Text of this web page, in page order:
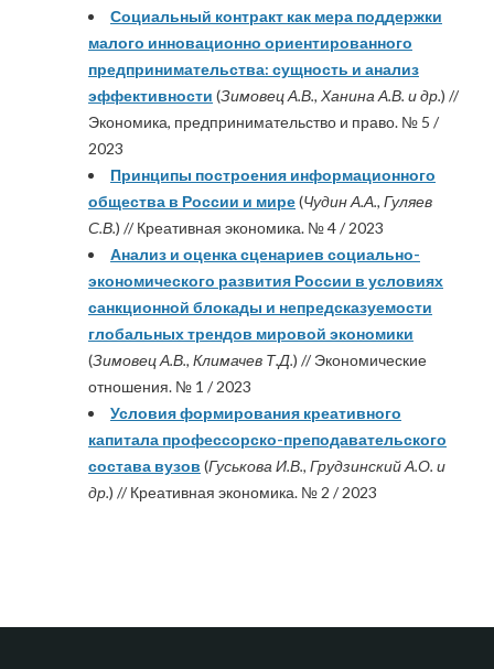
Социальный контракт как мера поддержки
малого инновационно ориентированного
предпринимательства: сущность и анализ
эффективности (Зимовец А.В., Ханина А.В. и др.) //
Экономика, предпринимательство и право. № 5 /
2023
Принципы построения информационного
общества в России и мире(Чудин А.А., Гуляев
С.В.) // Креативная экономика. № 4 / 2023
Анализ и оценка сценариев социально-
экономического развития России в условиях
санкционной блокады и непредсказуемости
глобальных трендов мировой экономики
(Зимовец А.В., Климачев Т.Д.) // Экономические
отношения. № 1 / 2023
Условия формирования креативного
капитала профессорско-преподавательского
состава вузов (Гуськова И.В., Грудзинский А.О. и
др.) // Креативная экономика. № 2 / 2023